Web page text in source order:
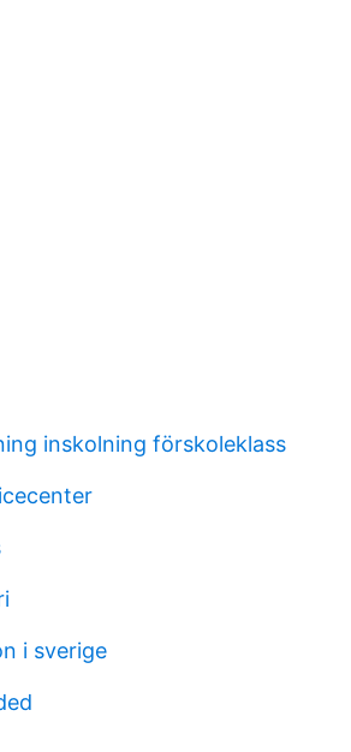
inskolning förskoleklass
i sverige